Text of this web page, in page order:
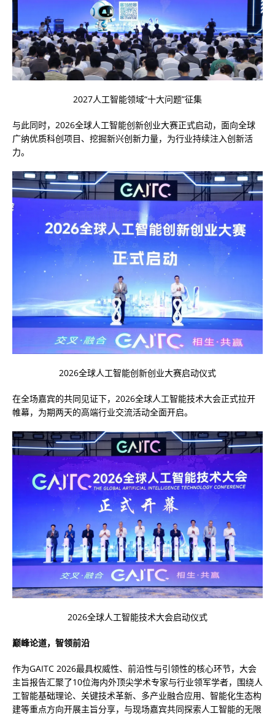
2027人工智能领域“十大问题”征集
与此同时，2026全球人工智能创新创业大赛正式启动，面向全球
广纳优质科创项目、挖掘新兴创新力量，为行业持续注入创新活
力。
2026全球人工智能创新创业大赛启动仪式
在全场嘉宾的共同见证下，2026全球人工智能技术大会正式拉开
帷幕，为期两天的高端行业交流活动全面开启。
2026全球人工智能技术大会启动仪式
巅峰论道，智领前沿
作为GAITC 2026最具权威性、前沿性与引领性的核心环节，大会
主旨报告汇聚了10位海内外顶尖学术专家与行业领军学者，围绕人
工智能基础理论、关键技术革新、多产业融合应用、智能化生态构
建等重点方向开展主旨分享，与现场嘉宾共同探索人工智能的无限